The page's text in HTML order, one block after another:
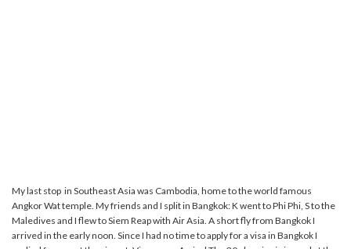
My last stop in Southeast Asia was Cambodia, home to the world famous
Angkor Wat temple. My friends and I split in Bangkok: K went to Phi Phi, S to the
Maledives and I flew to Siem Reap with Air Asia. A short fly from Bangkok I
arrived in the early noon. Since I had no time to apply for a visa in Bangkok I